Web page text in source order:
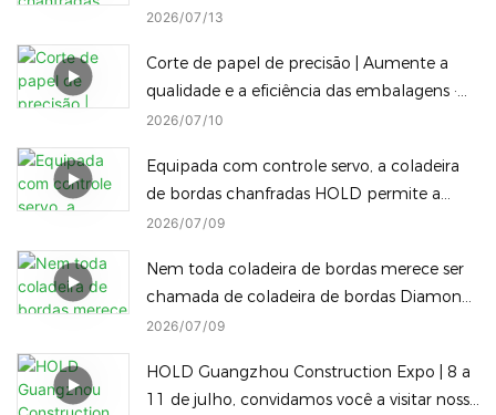
clique entre selagem de borda reta
2026 07 13
Corte de papel de precisão | Aumente a
qualidade e a eficiência das embalagens ·
Máquina de embalagem inteligente HOLD
2026 07 10
Equipada com controle servo, a coladeira
de bordas chanfradas HOLD permite a
troca instantânea, com um único clique, de
bordas chanfradas, reduzindo o tempo de
inatividade.
2026 07 09
Nem toda coladeira de bordas merece ser
chamada de coladeira de bordas Diamond
Edge — e nem toda máquina Diamond
arredondada com apenas um toque.
2026 07 09
HOLD Guangzhou Construction Expo | 8 a
11 de julho, convidamos você a visitar nossa